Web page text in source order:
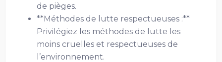
de pièges.
**Méthodes de lutte respectueuses :**
Privilégiez les méthodes de lutte les
moins cruelles et respectueuses de
l’environnement.